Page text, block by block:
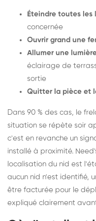
Éteindre toutes les
concernée
Ouvrir grand une
Allumer une
éclairage de
sortie
Quitter la pièce et
Dans 90 % des cas, le
situation se répète soir
c'est en revanche un
installé à proximité.
localisation du nid est
aucun nid n'est identifié,
être facturée pour le
expliqué clairement